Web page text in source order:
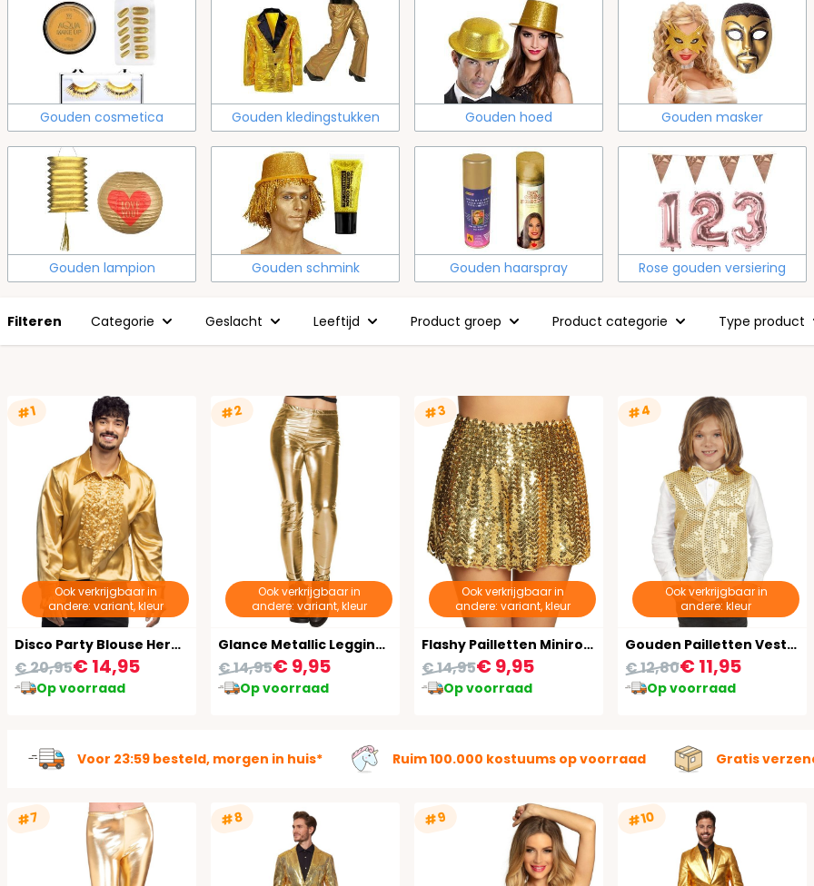
Gouden cosmetica Gouden kledingstukken Gouden hoed Gouden masker
Gouden lampion Gouden schmink Gouden haarspray Rose gouden versiering
Filteren Categorie Geslacht Leeftijd Product groep Product categorie Type product
#1
Ook verkrijgbaar in
andere: variant, kleur
Disco Party Blouse Heren Goud
€ 14,95
€ 20,95
Op voorraad
#2
Ook verkrijgbaar in
andere: variant, kleur
Glance Metallic Legging Dames Goud
€ 9,95
€ 14,95
Op voorraad
#3
Ook verkrijgbaar in
andere: variant, kleur
Flashy Pailletten Minirokje Goud
€ 9,95
€ 14,95
Op voorraad
#4
Ook verkrijgbaar in
andere: kleur
Gouden Pailletten Vestje Kind
€ 11,95
€ 12,80
Op voorraad
Voor 23:59 besteld, morgen in huis* Ruim 100.000 kostuums op voorraad Gratis
#7 #8 #9 #10